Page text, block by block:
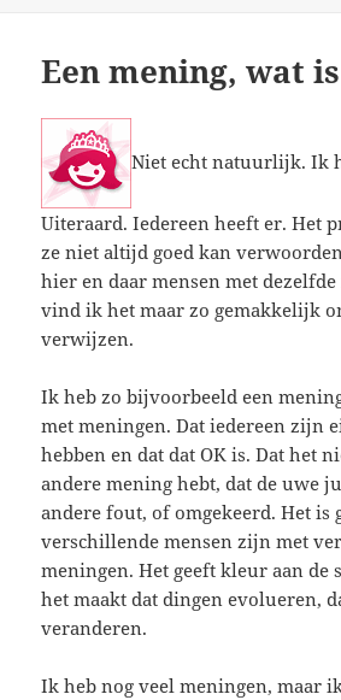
Een mening, wat
Niet echt natuurlijk. Ik
Uiteraard. Iedereen heeft er. Het
ze niet altijd goed kan
hier en daar mensen met
vind ik het maar zo gemakkelijk
verwijzen.
Ik heb zo bijvoorbeeld een
met meningen. Dat iedereen zijn
hebben en dat dat OK is. Dat het
andere mening hebt, dat de uwe
andere fout, of omgekeerd. Het is
verschillende mensen zijn met
meningen. Het geeft kleur aan de
het maakt dat dingen evolueren,
veranderen.
Ik heb nog veel meningen, maar